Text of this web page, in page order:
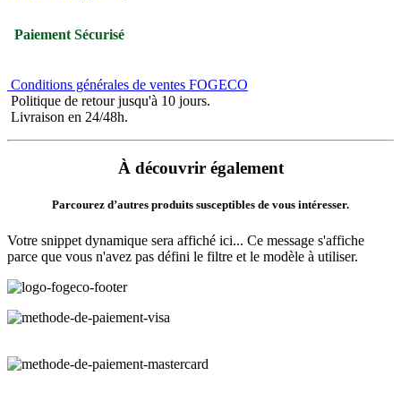
Paiement Sécurisé
Conditions générales de ventes FOGECO
Politique de retour jusqu'à 10 jours.
Livraison en 24/48h.
À découvrir également
Parcourez d’autres produits susceptibles de vous intéresser.
Votre snippet dynamique sera affiché ici... Ce message s'affiche
parce que vous n'avez pas défini le filtre et le modèle à utiliser.